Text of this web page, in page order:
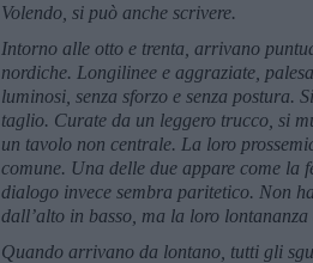
Volendo, si può anche scrivere.
Intorno alle otto e trenta, arrivano
nordiche. Longilinee e aggraziate,
luminosi, senza sforzo e senza postura.
taglio. Curate da un leggero trucco, si
un tavolo non centrale. La loro
comune. Una delle due appare come la
dialogo invece sembra paritetico. Non
dall’alto in basso, ma la loro
Quando arrivano da lontano, tutti gli